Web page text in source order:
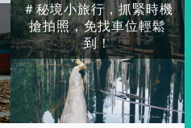
＃秘境小旅行，抓緊時機
搶拍照，免找車位輕鬆
到！